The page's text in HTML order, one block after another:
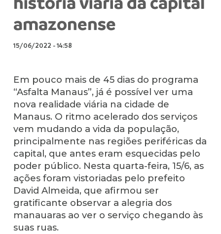
amazonense
15/06/2022 -14:58
Em pouco mais de 45 dias do programa
“Asfalta Manaus”, já é possível ver uma
nova realidade viária na cidade de
Manaus. O ritmo acelerado dos serviços
vem mudando a vida da população,
principalmente nas regiões periféricas da
capital, que antes eram esquecidas pelo
poder público. Nesta quarta-feira, 15/6, as
ações foram vistoriadas pelo prefeito
David Almeida, que afirmou ser
gratificante observar a alegria dos
manauaras ao ver o serviço chegando às
suas ruas.